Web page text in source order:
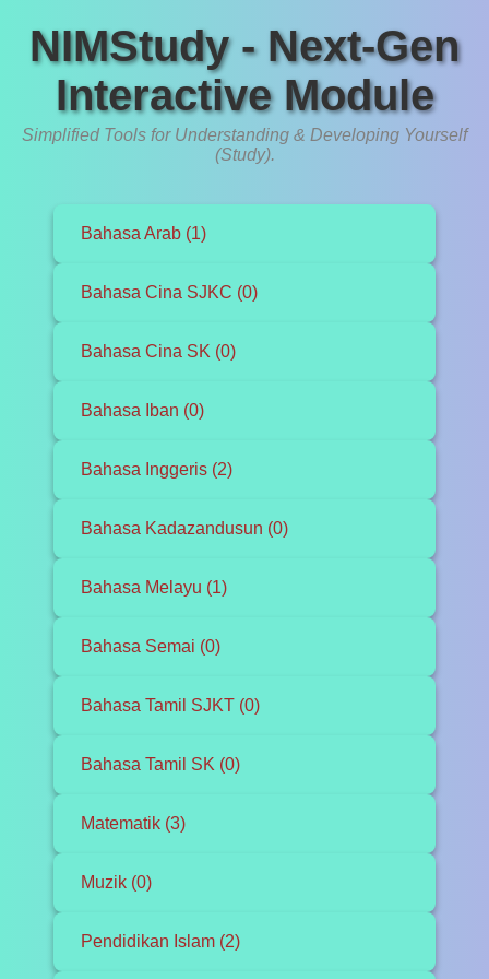
NIMStudy - Next-Gen
Interactive Module
Simplified Tools for Understanding & Developing Yourself
(Study).
Bahasa Arab (1)
Bahasa Cina SJKC (0)
Bahasa Cina SK (0)
Bahasa Iban (0)
Bahasa Inggeris (2)
Bahasa Kadazandusun (0)
Bahasa Melayu (1)
Bahasa Semai (0)
Bahasa Tamil SJKT (0)
Bahasa Tamil SK (0)
Matematik (3)
Muzik (0)
Pendidikan Islam (2)